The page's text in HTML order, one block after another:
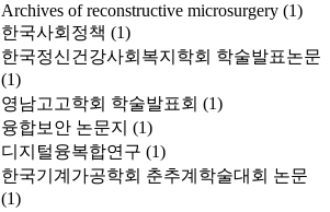
Archives of reconstructive microsurgery (1)
한국사회정책 (1)
한국정신건강사회복지학회 학술발표논문
(1)
영남고고학회 학술발표회 (1)
융합보안 논문지 (1)
디지털융복합연구 (1)
한국기계가공학회 춘추계학술대회 논문
(1)